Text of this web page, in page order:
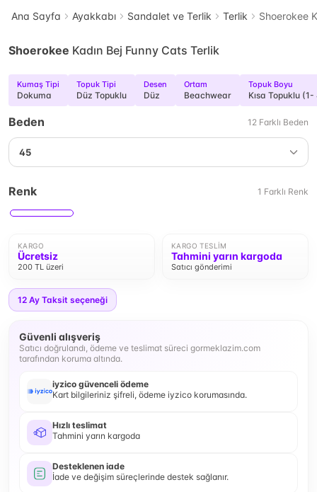
Ana Sayfa Ayakkabı Sandalet ve Terlik Terlik Shoerokee
Shoerokee Kadın Bej Funny Cats Terlik
Kumaş Tipi
Dokuma
Topuk Tipi
Düz Topuklu
Desen
Düz
Ortam
Beachwear
Topuk Boyu
Kısa Topuklu
Beden 12 Farklı Beden
45
Renk 1 Farklı Renk
KARGO
Ücretsiz
200 TL üzeri
KARGO TESLIM
Tahmini yarın kargoda
Satıcı gönderimi
12 Ay Taksit seçeneği
Güvenli alışveriş
Satıcı doğrulandı, ödeme ve teslimat süreci gormeklazim.com
tarafından koruma altında.
iyzico güvenceli ödeme
Kart bilgileriniz şifreli, ödeme iyzico korumasında.
Hızlı teslimat
Tahmini yarın kargoda
Desteklenen iade
İade ve değişim süreçlerinde destek sağlanır.